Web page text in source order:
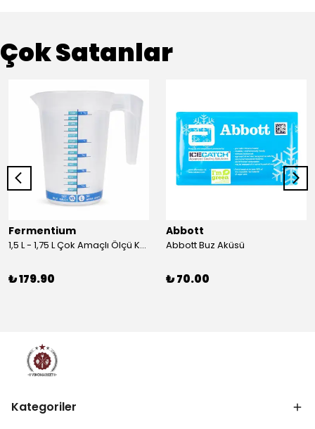
Çok Satanlar
Fermentium
1,5 L - 1,75 L Çok Amaçlı Ölçü Kabı PlastArt
₺ 179.90
Abbott
Abbott Buz Aküsü
₺ 70.00
Kategoriler